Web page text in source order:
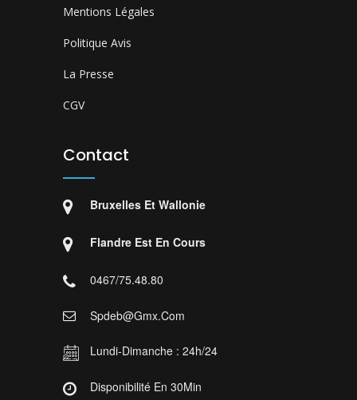
Mentions Légales
Politique Avis
La Presse
CGV
Contact
Bruxelles Et Wallonie
Flandre Est En Cours
0467/75.48.80
Spdeb@gmx.com
Lundi-Dimanche : 24h/24
Disponibilité En 30Min